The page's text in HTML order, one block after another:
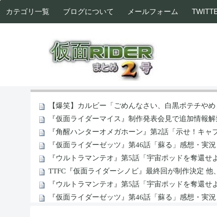
カテゴリ一覧 ブログについて メールフォーム